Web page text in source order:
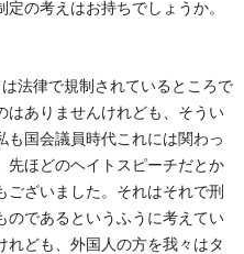
の考えはお持ちでしょうか。
法律で規制されているところで
はありませんけれども、そうい
も国会議員時代これには関わっ
先ほどのヘイトスピーチだとか
ざいました。それはそれで刑
のであるというふうに考えてい
れども、外国人の方を我々はタ